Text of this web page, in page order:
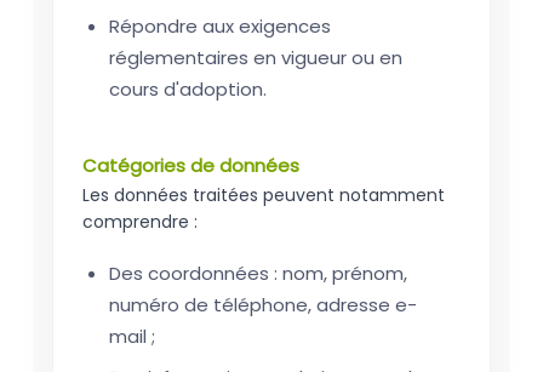
Répondre aux exigences
réglementaires en vigueur ou en
cours d'adoption.
Catégories de données
Les données traitées peuvent notamment
comprendre :
Des coordonnées : nom, prénom,
numéro de téléphone, adresse e-
mail ;